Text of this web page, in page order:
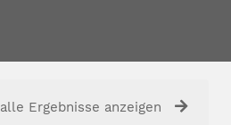
alle Ergebnisse anzeigen